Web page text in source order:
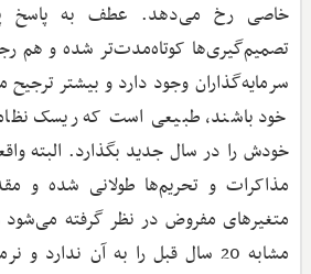
خاصی رخ می‌دهد. عطف به پاسخ
تصمیم‌گیری‌ها کوتاه‌مدت‌تر شده و هم
سرمایه‌گذاران وجود دارد و بیشتر
خود باشند، طبیعی است که ریسک
خودش را در سال جدید بگذارد. البته
مذاکرات و تحریم‌ها طولانی شده و
متغیرهای مفروض در نظر گرفته می‌شود
مشابه 20 سال قبل را به آن